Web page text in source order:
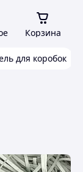
Корзина
для коробок